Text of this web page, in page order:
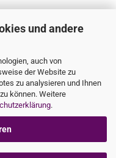
und andere
auch von
der Website zu
zu analysieren und Ihnen
können. Weitere
.